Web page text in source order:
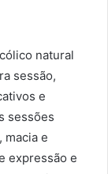
natural
sessão,
e
sessões
macia e
expressão e